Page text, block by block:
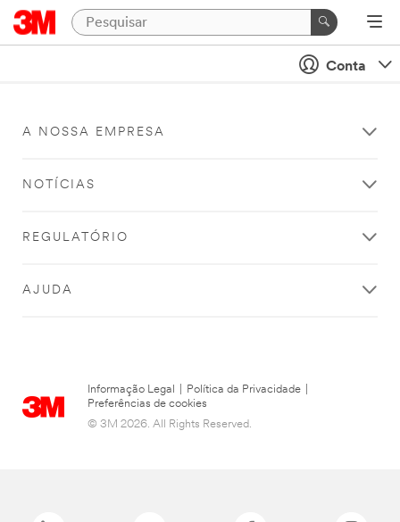
Conta
A NOSSA EMPRESA
NOTÍCIAS
REGULATÓRIO
AJUDA
Informação Legal Política da Privacidade
Preferências de cookies
© 3M 2026. All Rights Reserved.